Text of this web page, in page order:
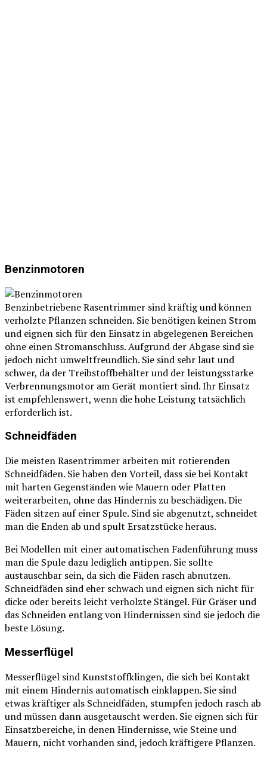
Benzinmotoren
Benzinbetriebene Rasentrimmer sind kräftig und können
verholzte Pflanzen schneiden. Sie benötigen keinen Strom
und eignen sich für den Einsatz in abgelegenen Bereichen
ohne einen Stromanschluss. Aufgrund der Abgase sind sie
jedoch nicht umweltfreundlich. Sie sind sehr laut und
schwer, da der Treibstoffbehälter und der leistungsstarke
Verbrennungsmotor am Gerät montiert sind. Ihr Einsatz
ist empfehlenswert, wenn die hohe Leistung tatsächlich
erforderlich ist.
Schneidfäden
Die meisten Rasentrimmer arbeiten mit rotierenden
Schneidfäden. Sie haben den Vorteil, dass sie bei Kontakt
mit harten Gegenständen wie Mauern oder Platten
weiterarbeiten, ohne das Hindernis zu beschädigen. Die
Fäden sitzen auf einer Spule. Sind sie abgenutzt, schneidet
man die Enden ab und spult Ersatzstücke heraus.
Bei Modellen mit einer automatischen Fadenführung muss
man die Spule dazu lediglich antippen. Sie sollte
austauschbar sein, da sich die Fäden rasch abnutzen.
Schneidfäden sind eher schwach und eignen sich nicht für
dicke oder bereits leicht verholzte Stängel. Für Gräser und
das Schneiden entlang von Hindernissen sind sie jedoch die
beste Lösung.
Messerflügel
Messerflügel sind Kunststoffklingen, die sich bei Kontakt
mit einem Hindernis automatisch einklappen. Sie sind
etwas kräftiger als Schneidfäden, stumpfen jedoch rasch ab
und müssen dann ausgetauscht werden. Sie eignen sich für
Einsatzbereiche, in denen Hindernisse, wie Steine und
Mauern, nicht vorhanden sind, jedoch kräftigere Pflanzen.